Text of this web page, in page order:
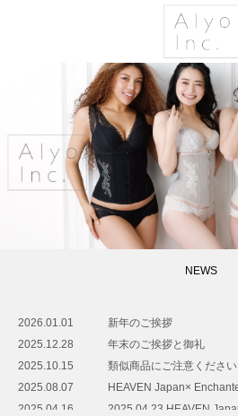
NEWS
2026.01.01
新年のご挨拶
2025.12.28
年末のご挨拶と御礼
2025.10.15
類似商品にご注意ください
2025.08.07
2025.04.16